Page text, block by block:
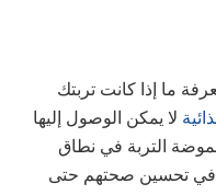
ما إذا كانت تربتك
لا يمكن الوصول إليها
التربة في نطاق
في تحسين صحتهم حتى